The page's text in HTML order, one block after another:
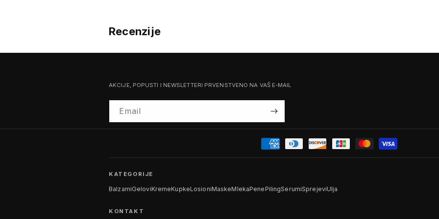
Recenzije
AKCIJE, POPUSTI I NEWSLETTERI PRVENSTVENO NA VAŠ E-MAIL
Email
KATEGORIJE
BalzamiGeloviKremeKupkeLosioniMaskeMlekaPenePilingSerumiSprejeviUlja
KONTAKT